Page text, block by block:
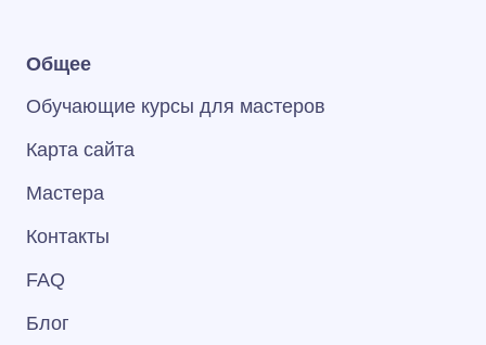
Общее
Обучающие курсы для мастеров
Карта сайта
Мастера
Контакты
FAQ
Блог